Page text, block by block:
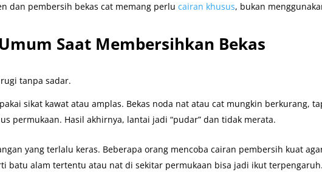
dan pembersih bekas cat memang perlucairan khusus, bukan
Saat Membersihkan Bekas
tanpa sadar.
sikat kawat atau amplas. Bekas noda nat atau cat mungkin berkurang,
permukaan. Hasil akhirnya, lantai jadi “pudar” dan tidak merata.
yang terlalu keras. Beberapa orang mencoba cairan pembersih kuat
batu alam tertentu atau nat di sekitar permukaan bisa jadi ikut